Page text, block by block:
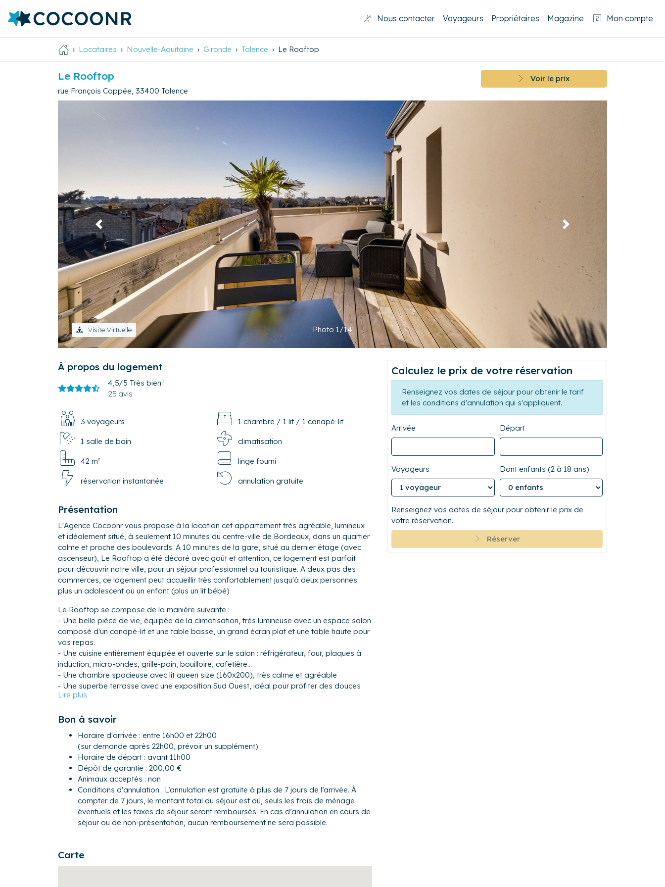
Nous contacter Voyageurs Propriétaires Magazine Mon compte
Locataires Nouvelle-Aquitaine Gironde Talence Le Rooftop
Le Rooftop
rue François Coppée 33400 Talence
Voir le prix
Photo 1/14
Précédent Suivant
Visite Virtuelle
À propos du logement
4,5/5 Très bien !
25 avis
3 voyageurs 1 chambre / 1 lit/ 1 canapé-lit
1 salle de bain climatisation
42 m² linge fourni
réservation instantanée annulation gratuite
Présentation
L'Agence Cocoonr vous propose à la location cet appartement très agréable, lumineux
et idéalement situé, à seulement 10 minutes du centre-ville de Bordeaux, dans un quartier
calme et proche des boulevards. A 10 minutes de la gare, situé au dernier étage (avec
ascenseur), Le Rooftop a été décoré avec goût et attention, ce logement est parfait
pour découvrir notre ville, pour un séjour professionnel ou touristique. A deux pas des
commerces, ce logement peut accueillir très confortablement jusqu'à deux personnes
plus un adolescent ou un enfant (plus un lit bébé)
Le Rooftop se compose de la manière suivante :
- Une belle pièce de vie, équipée de la climatisation, très lumineuse avec un espace salon
composé d'un canapé-lit et une table basse, un grand écran plat et une table haute pour
vos repas.
- Une cuisine entièrement équipée et ouverte sur le salon : réfrigérateur, four, plaques à
induction, micro-ondes, grille-pain, bouilloire, cafetière…
- Une chambre spacieuse avec lit queen size (160x200), très calme et agréable
- Une superbe terrasse avec une exposition Sud Ouest, idéal pour profiter des douces
soirée Bordelaise. Elle est équipée d'une table, chaises et un salon vous offre une vue
- Une salle de bain avec une douche à l'italienne, meuble vasque et WC
Des draps, serviettes et torchons de qualité ainsi que quelques capsules de café,
sachets de thé, sucre, sel, poivre, huile d’olive vous sont fournis et votre lit est fait à votre
arrivée.
Naturellement, le Wifi est accessible et gratuit !
Pour encore plus de confort, les propriétaires ont décidé d’investir dans les équipements
complémentaires suivants : lave-linge, sèche linge, table et fer à repasser ainsi qu'un
équipement complet pour un bébé (lit parapluie, chaise haute, baignoire bébé....)
L’appartement est idéalement situé, dans un environnement très agréable et calme dans
Transports :
Bon à savoir
Horaire d'arrivée : entre 16h00 et 22h00
(sur demande après 22h00, prévoir un supplément)
Horaire de départ : avant 11h00
Dépôt de garantie : 200,00 €
Animaux acceptés : non
Conditions d'annulation : L’annulation est gratuite à plus de 7 jours de l’arrivée. À
compter de 7 jours, le montant total du séjour est dû, seuls les frais de ménage
éventuels et les taxes de séjour seront remboursés. En cas d’annulation en cours de
séjour ou de non-présentation, aucun remboursement ne sera possible.
Carte
Calculez le prix de votre réservation
Renseignez vos dates de séjour pour obtenir le tarif
et les conditions d'annulation qui s'appliquent.
Arrivée Départ
Voyageurs Dont enfants (2 à 18 ans)
Renseignez vos dates de séjour pour obtenir le prix de
votre réservation.
Réserver